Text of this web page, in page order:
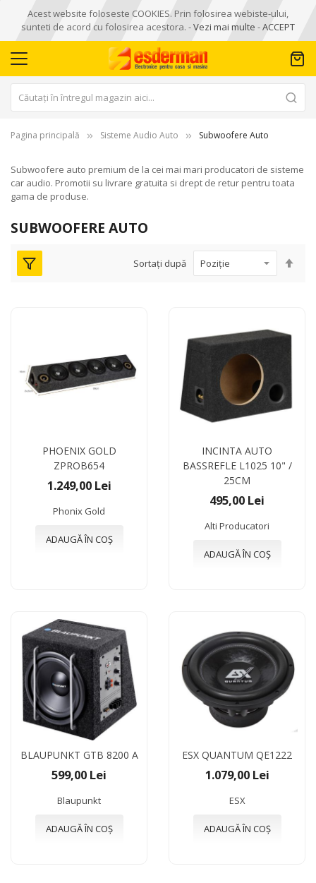
Acest website foloseste COOKIES. Prin folosirea webiste-ului,
sunteti de acord cu folosirea acestora. -Vezi mai multe -ACCEPT
Pagina principală Sisteme Audio Auto Subwoofere Auto
Subwoofere auto premium de la cei mai mari producatori de sisteme
car audio. Promotii su livrare gratuita si drept de retur pentru toata
gama de produse.
SUBWOOFERE AUTO
Sortați după
PHOENIX GOLD
ZPROB654
1.249,00 Lei
Phonix Gold
ADAUGĂ ÎN COȘ
INCINTA AUTO
BASSREFLE L1025 10" /
25CM
495,00 Lei
Alti Producatori
ADAUGĂ ÎN COȘ
BLAUPUNKT GTB 8200 A
599,00 Lei
Blaupunkt
ADAUGĂ ÎN COȘ
ESX QUANTUM QE1222
1.079,00 Lei
ESX
ADAUGĂ ÎN COȘ